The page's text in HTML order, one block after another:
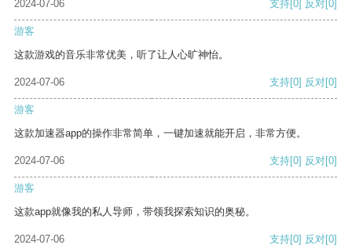
2024-07-06 支持 [0] 反对 [0]
游客
这款游戏的音乐非常优美，听了让人心旷神怡。
2024-07-06 支持[0] 反对[0]
游客
这款加速器app的操作非常简单，一键加速就能开启，非常方便。
2024-07-06 支持[0] 反对[0]
游客
这款app就像我的私人导师，带领我探索知识的奥秘。
2024-07-06 支持[0] 反对[0]